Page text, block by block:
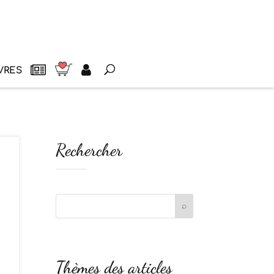
Rechercher
Thèmes des articles